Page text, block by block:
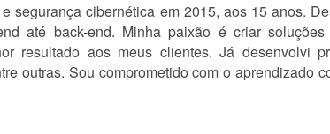
segurança cibernética em 2015, aos 15 anos.
até back-end. Minha paixão é criar
resultado aos meus clientes. Já desenvolvi
outras. Sou comprometido com o aprendizado